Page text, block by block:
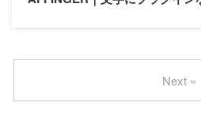
Next »